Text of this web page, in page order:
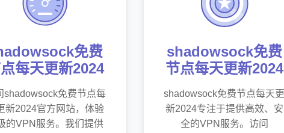
免费
每天更新2024
shadowsock免费节点每
新2024官方网站，体验
的VPN服务。我们提供
shadowsock免费
节点每天更新2024
shadowsock免费节点每天更
新2024专注于提供高效、安
全的VPN服务。访问